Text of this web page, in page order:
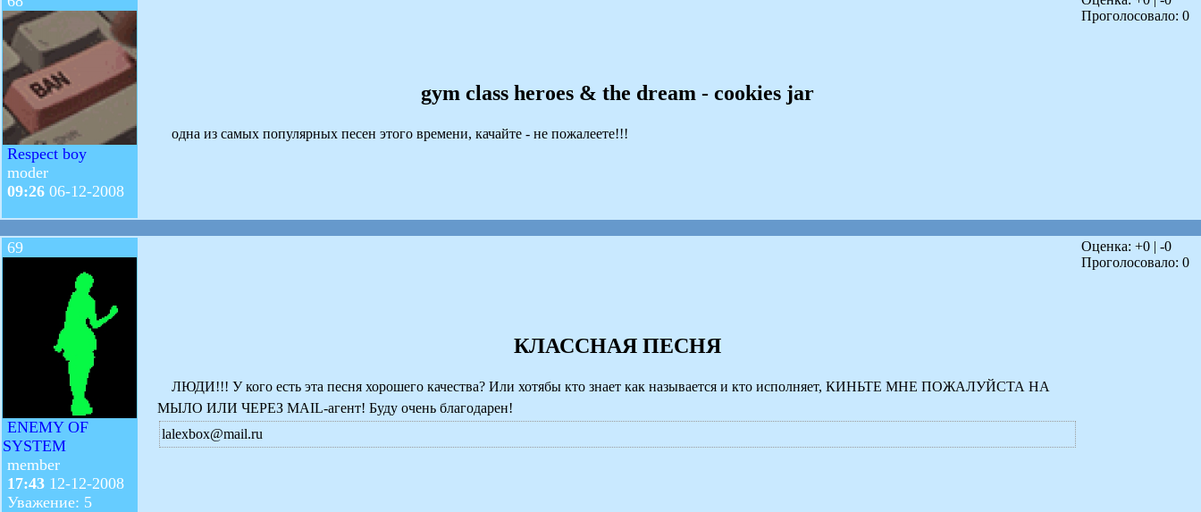
Respect boy
moder
09:26 06-12-2008
gym class heroes & the dream - cookies jar
одна из самых популярных песен этого времени, качайте - не пожалеете!!!
Проголосовало: 0
69
ENEMY OF
SYSTEM
member
17:43 12-12-2008
Уважение: 5
КЛАССНАЯ ПЕСНЯ
ЛЮДИ!!! У кого есть эта песня хорошего качества? Или хотябы кто знает как называется и кто исполняет, КИНЬТЕ МНЕ ПОЖАЛУЙСТА НА
МЫЛО ИЛИ ЧЕРЕЗ MAIL-агент! Буду очень благодарен!
lalexbox@mail.ru
Оценка: +0 | -0
Проголосовало: 0